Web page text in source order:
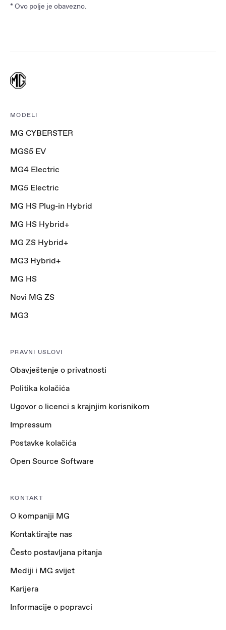
* Ovo polje je obavezno.
MODELI
MG CYBERSTER
MGS5 EV
MG4 Electric
MG5 Electric
MG HS Plug-in Hybrid
MG HS Hybrid+
MG ZS Hybrid+
MG3 Hybrid+
MG HS
Novi MG ZS
MG3
PRAVNI USLOVI
Obavještenje o privatnosti
Politika kolačića
Ugovor o licenci s krajnjim korisnikom
Impressum
Postavke kolačića
Open Source Software
KONTAKT
O kompaniji MG
Kontaktirajte nas
Često postavljana pitanja
Mediji i MG svijet
Karijera
Informacije o popravci